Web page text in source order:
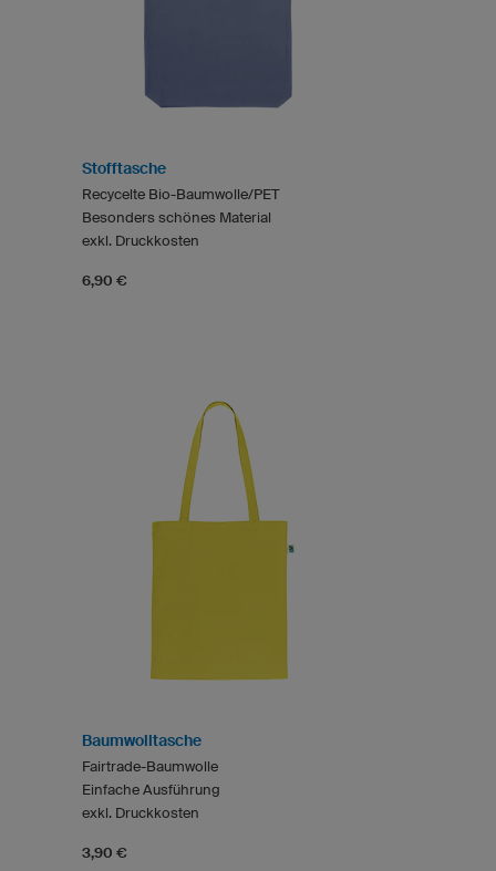
Stofftasche
Recycelte Bio-Baumwolle/PET
Besonders schönes Material
exkl. Druckkosten
6,90 €
Baumwolltasche
Fairtrade-Baumwolle
Einfache Ausführung
exkl. Druckkosten
3,90 €